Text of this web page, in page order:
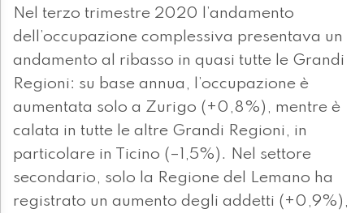
Nel terzo trimestre 2020 l’andamento
dell’occupazione complessiva presentava un
andamento al ribasso in quasi tutte le Grandi
Regioni: su base annua, l’occupazione è
aumentata solo a Zurigo (+0,8%), mentre è
calata in tutte le altre Grandi Regioni, in
particolare in Ticino (–1,5%). Nel settore
secondario, solo la Regione del Lemano ha
registrato un aumento degli addetti (+0,9%),